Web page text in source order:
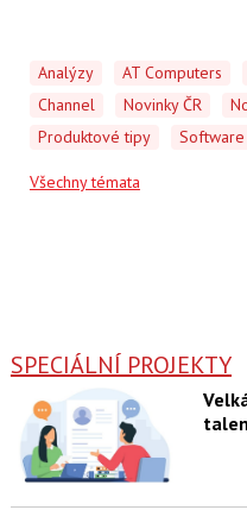
Analýzy AT Computers
Channel
Novinky ČR
Produktové tipy
Software
Všechny témata
SPECIÁLNÍ PROJEKTY